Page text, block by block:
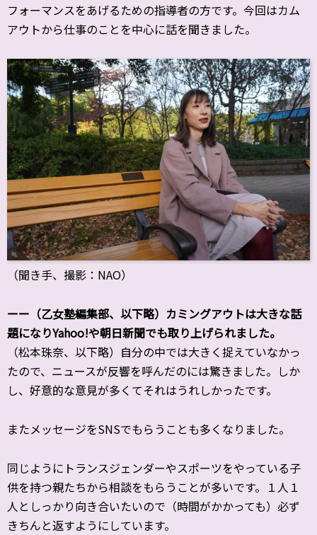
フォーマンスをあげるための指導者の方です。今回はカム
アウトから仕事のことを中心に話を聞きました。
（聞き手、撮影：NAO）
ーー（乙女塾編集部、以下略）カミングアウトは大きな話
題になりYahoo!や朝日新聞でも取り上げられました。
（松本珠奈、以下略）自分の中では大きく捉えていなかっ
たので、ニュースが反響を呼んだのには驚きました。しか
し、好意的な意見が多くてそれはうれしかったです。
またメッセージをSNSでもらうことも多くなりました。
同じようにトランスジェンダーやスポーツをやっている子
供を持つ親たちから相談をもらうことが多いです。１人１
人としっかり向き合いたいので（時間がかかっても）必ず
きちんと返すようにしています。